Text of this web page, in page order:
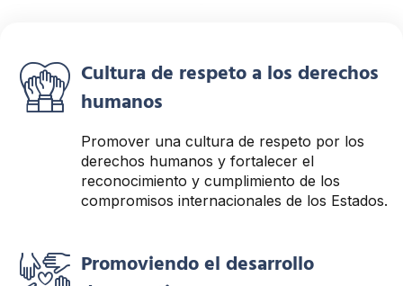
Integrar, Cooperar,
Proteger
Pilares de la RINDHCA
Conocer más
Cultura de respeto a los derechos
humanos
Promover una cultura de respeto por los
derechos humanos y fortalecer el
reconocimiento y cumplimiento de los
compromisos internacionales de los Estados.
Promoviendo el desarrollo